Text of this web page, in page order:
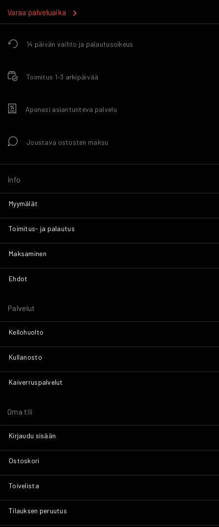
14 päivän vaihto ja palautusoikeus
Toimitus 1-3 arkipäivää
Apunasi asiantunteva palvelu
Joustava ostosten maksu
Info
Myymälät
Toimitus- ja palautus
Maksaminen
Ehdot
Palvelut
Kellohuolto
Kullanosto
Kaiverruspalvelut
Oma tili
Kirjaudu sisään
Ostoskori
Toivelista
Tilauksen peruutus
Varaa palveluaika